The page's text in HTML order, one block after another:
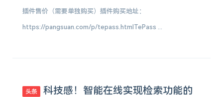
插件售价（需要单独购买）插件购买地址：
https://pangsuan.com/p/tepass.htmlTePass ...
头条
科技感！智能在线实现检索功能的